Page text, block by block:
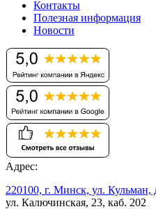
Контакты
Полезная информация
Новости
Адрес:
220100, г. Минск, ул. Кульман,
ул. Калючинская, 23, каб. 202